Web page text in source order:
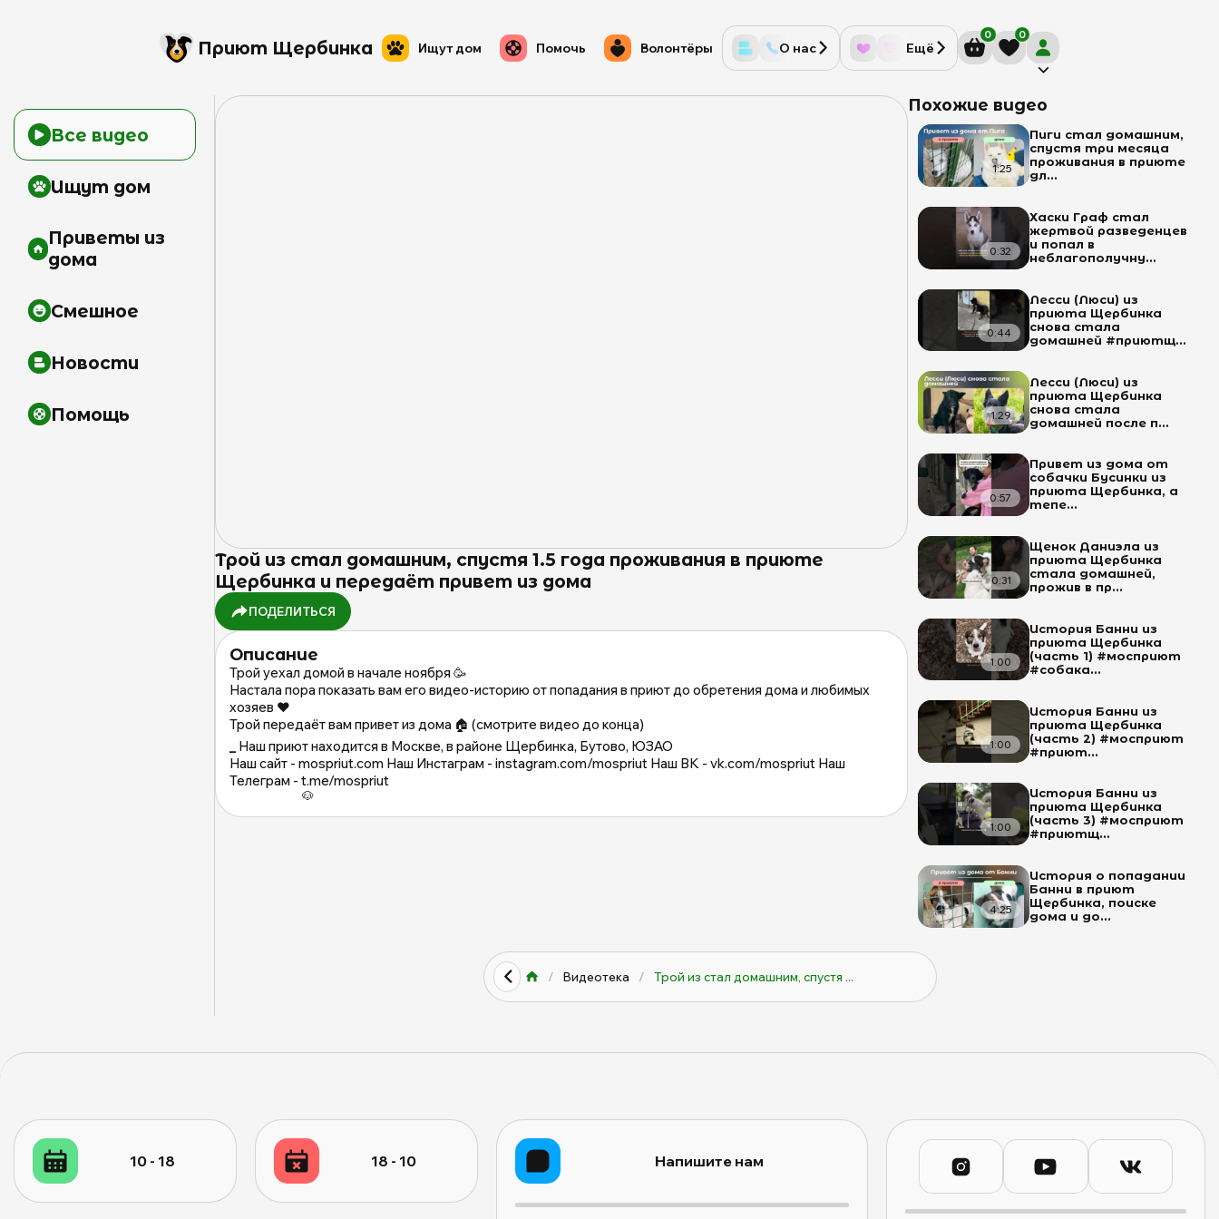
Приют Щербинка
0 0
Ищут дом Помочь Волонтёры О нас Ещё
Все видео
Ищут дом
Приветы из
дома
Смешное
Новости
Помощь
Трой из стал домашним, спустя 1.5 года проживания в приюте
Щербинка и передаёт привет из дома
ПОДЕЛИТЬСЯ
Описание
Трой уехал домой в начале ноября 🥳
Настала пора показать вам его видео-историю от попадания в приют до обретения дома и любимых
хозяев ❤️
Трой передаёт вам привет из дома 🏠 (смотрите видео до конца)
Наш приют находится в Москве, в районе Щербинка, Бутово, ЮЗАО
Наш сайт - mospriut.com Наш Инстаграм - instagram.com/mospriut Наш ВК - vk.com/mospriut Наш
Телеграм - t.me/mospriut
          🐶
Похожие видео
1:25
Пиги стал домашним,
спустя три месяца
проживания в приюте
дл...
0:32
Хаски Граф стал
жертвой разведенцев
и попал в
неблагополучну...
0:44
Лесси (Люси) из
приюта Щербинка
снова стала
домашней #приютщ...
1:29
Лесси (Люси) из
приюта Щербинка
снова стала
домашней после п...
0:57
Привет из дома от
собачки Бусинки из
приюта Щербинка, а
тепе...
0:31
Щенок Даниэла из
приюта Щербинка
стала домашней,
прожив в пр...
1:00
История Банни из
приюта Щербинка
(часть 1) #мосприют
#собака...
1:00
История Банни из
приюта Щербинка
(часть 2) #мосприют
#приют...
1:00
История Банни из
приюта Щербинка
(часть 3) #мосприют
#приютщ...
4:25
История о попадании
Банни в приют
Щербинка, поиске
дома и до...
/ Видеотека / Трой из стал домашним, спустя ...
10 - 18 18 - 10 Напишите нам